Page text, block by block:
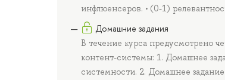
инфлюенсеров. • (0-1)
Домашние задания
В течение курса предусмотрено
контент-системы: 1. Домашнее
системности. 2. Домашнее